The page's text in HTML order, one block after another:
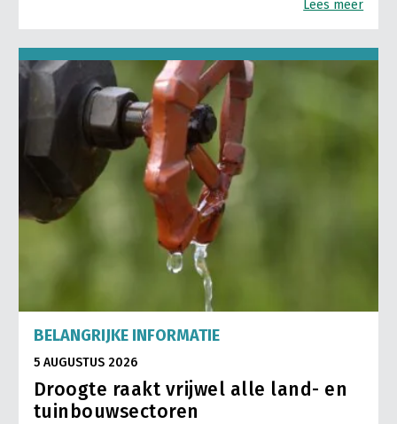
Lees meer
BELANGRIJKE INFORMATIE
5 AUGUSTUS 2026
Droogte raakt vrijwel alle land- en
tuinbouwsectoren